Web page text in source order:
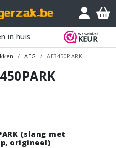
in huis
AEG AE3450PARK
(slang met
origineel)